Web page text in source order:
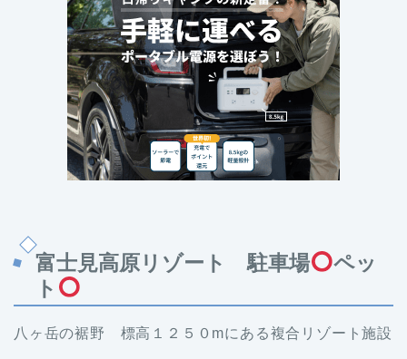
富士見高原リゾート 駐車場
ペッ
ト
八ヶ岳の裾野 標高１２５０mにある複合リゾート施設